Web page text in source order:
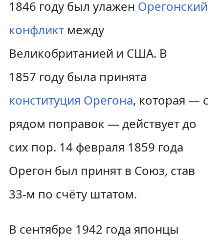
1846 году был улажен Орегонский
конфликтмежду
Великобританией и США. В
1857 году была принята
конституция Орегона, которая — с
рядом поправок — действует до
сих пор. 14 февраля 1859 года
Орегон был принят в Союз, став
33-м по счёту штатом.
В сентябре 1942 года японцы